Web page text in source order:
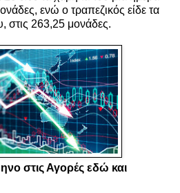
ενώ ο τραπεζικός είδε τα
στις 263,25 μονάδες.
στις Αγορές εδώ και